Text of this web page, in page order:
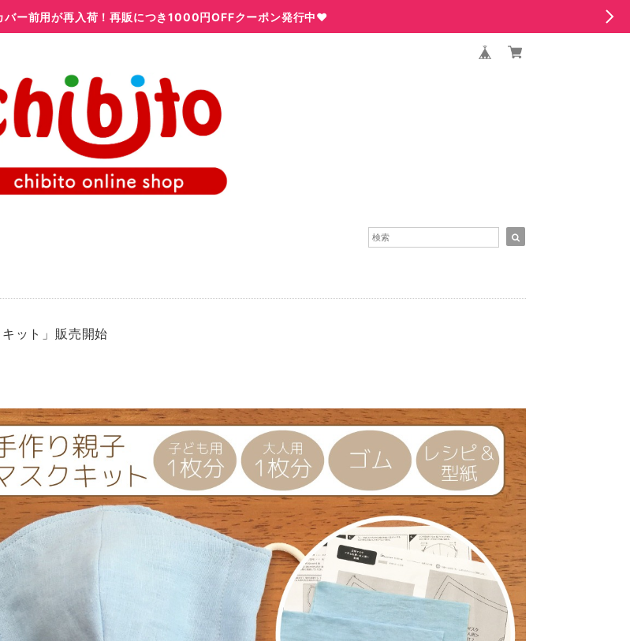
バー前用が再入荷！再販につき1000円OFFクーポン発行中♥
キット」販売開始